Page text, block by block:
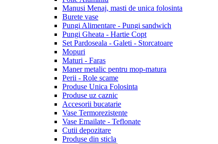
Manusi Menaj, masti de unica folosinta
Burete vase
Pungi Alimentare - Pungi sandwich
Pungi Gheata - Hartie Copt
Set Pardoseala - Galeti - Storcatoare
Mopuri
Maturi - Faras
Maner metalic pentru mop-matura
Perii - Role scame
Produse Unica Folosinta
Produse uz caznic
Accesorii bucatarie
Vase Termorezistente
Vase Emailate - Teflonate
Cutii depozitare
Produse din sticla